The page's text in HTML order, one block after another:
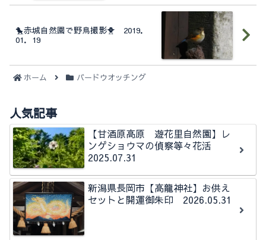
🐤赤城自然園で野鳥撮影🐥 2019．
01．19
ホーム バードウオッチング
人気記事
【甘酒原高原 遊花里自然園】レ
ンゲショウマの偵察等々花活
2025.07.31
新潟県長岡市【高龍神社】お供え
セットと開運御朱印 2026.05.31